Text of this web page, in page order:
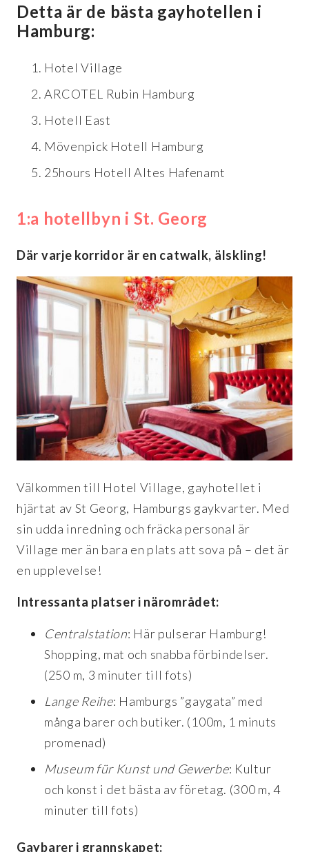
Detta är de bästa gayhotellen i
Hamburg:
Hotel Village
ARCOTEL Rubin Hamburg
Hotell East
Mövenpick Hotell Hamburg
25hours Hotell Altes Hafenamt
1:a hotellbyn i St. Georg
Där varje korridor är en catwalk, älskling!
Välkommen till Hotel Village, gayhotellet i
hjärtat av St Georg, Hamburgs gaykvarter. Med
sin udda inredning och fräcka personal är
Village mer än bara en plats att sova på – det är
en upplevelse!
Intressanta platser i närområdet:
Centralstation: Här pulserar Hamburg!
Shopping, mat och snabba förbindelser.
(250 m, 3 minuter till fots)
Lange Reihe: Hamburgs ”gaygata” med
många barer och butiker. (100m, 1 minuts
promenad)
Museum für Kunst und Gewerbe: Kultur
och konst i det bästa av företag. (300 m, 4
minuter till fots)
Gaybarer i grannskapet: